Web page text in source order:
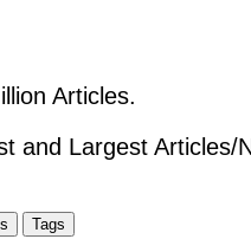
Articles.
and Largest Articles/
Tags